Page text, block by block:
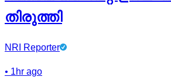
തിരുത്തി
NRI Reporter
• 1hr ago